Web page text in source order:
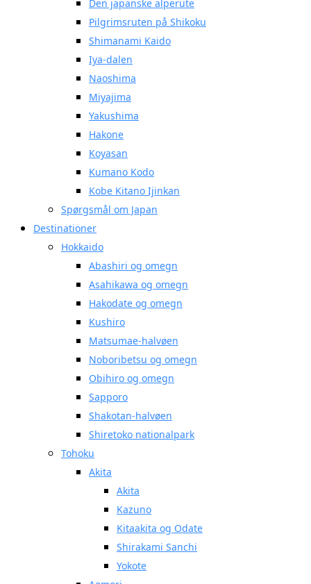
Den japanske alperute
Pilgrimsruten på Shikoku
Shimanami Kaido
Iya-dalen
Naoshima
Miyajima
Yakushima
Hakone
Koyasan
Kumano Kodo
Kobe Kitano Ijinkan
Spørgsmål om Japan
Destinationer
Hokkaido
Abashiri og omegn
Asahikawa og omegn
Hakodate og omegn
Kushiro
Matsumae-halvøen
Noboribetsu og omegn
Obihiro og omegn
Sapporo
Shakotan-halvøen
Shiretoko nationalpark
Tohoku
Akita
Akita
Kazuno
Kitaakita og Odate
Shirakami Sanchi
Yokote